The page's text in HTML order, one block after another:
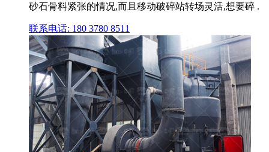
砂石骨料紧张的情况,而且移动破碎站转场灵活,想要碎 .
联系电话: 180 3780 8511